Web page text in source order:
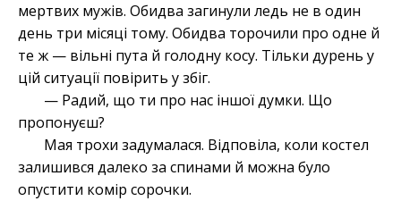
мертвих мужів. Обидва загинули ледь не в один
день три місяці тому. Обидва торочили про одне й
те ж — вільні пута й голодну косу. Тільки дурень у
цій ситуації повірить у збіг.
— Радий, що ти про нас іншої думки. Що
пропонуєш?
Мая трохи задумалася. Відповіла, коли костел
залишився далеко за спинами й можна було
опустити комір сорочки.